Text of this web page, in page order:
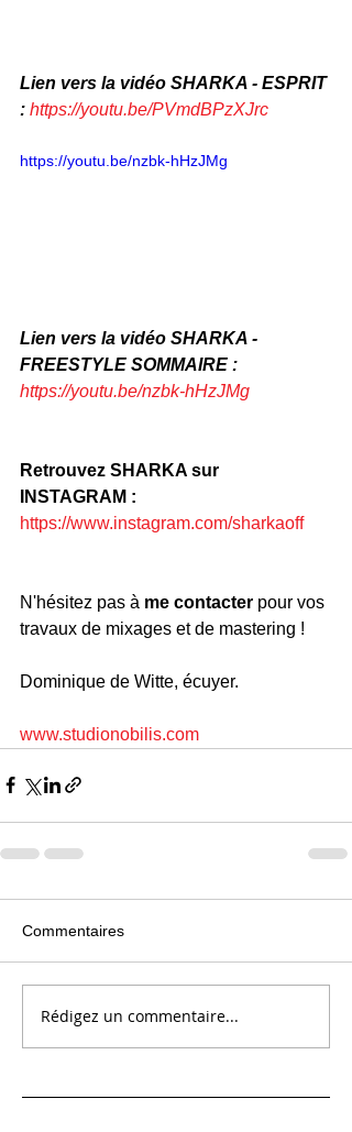
Lien vers la vidéo SHARKA - ESPRIT
: https://youtu.be/PVmdBPzXJrc
https://youtu.be/nzbk-hHzJMg
Lien vers la vidéo SHARKA -
FREESTYLE SOMMAIRE :
https://youtu.be/nzbk-hHzJMg
Retrouvez SHARKA sur
INSTAGRAM :
https://www.instagram.com/sharkaoff
N'hésitez pas à me contacter pour vos
travaux de mixages et de mastering !
Dominique de Witte, écuyer.
www.studionobilis.com
Commentaires
Rédigez un commentaire...